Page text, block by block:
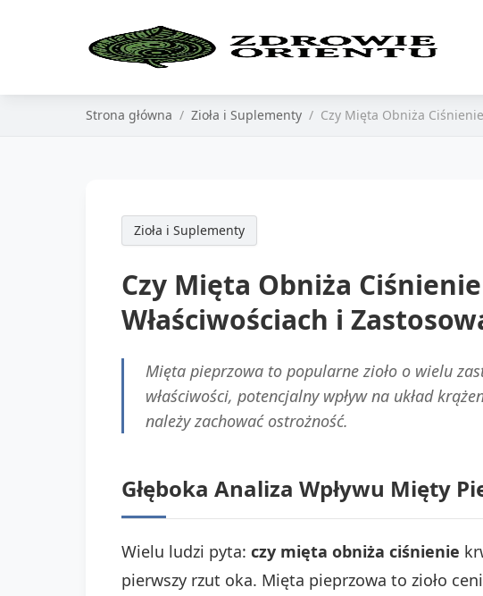
Strona główna Zioła i Suplementy Czy Mięta Obniża
Zioła i Suplementy
Czy Mięta Obniża
Właściwościach i
Mięta pieprzowa to popularne zioło o wielu
właściwości, potencjalny wpływ na układ
należy zachować ostrożność.
Głęboka Analiza Wpływu Mięty
Wielu ludzi pyta: czy mięta obniża ciśnienie
pierwszy rzut oka. Mięta pieprzowa to zioło